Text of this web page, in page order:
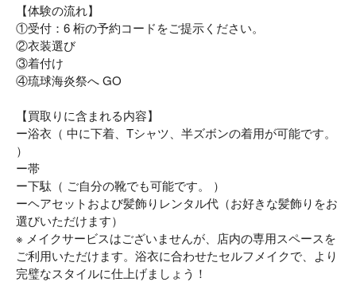
【体験の流れ】
①受付：6 桁の予約コードをご提示ください。
②衣装選び
③着付け
④琉球海炎祭へ GO
【買取りに含まれる内容】
ー浴衣（ 中に下着、Tシャツ、半ズボンの着用が可能です。
）
ー帯
ー下駄（ ご自分の靴でも可能です。 ）
ーヘアセットおよび髪飾りレンタル代（お好きな髪飾りをお
選びいただけます）
※ メイクサービスはございませんが、店内の専用スペースを
ご利用いただけます。浴衣に合わせたセルフメイクで、より
完璧なスタイルに仕上げましょう！